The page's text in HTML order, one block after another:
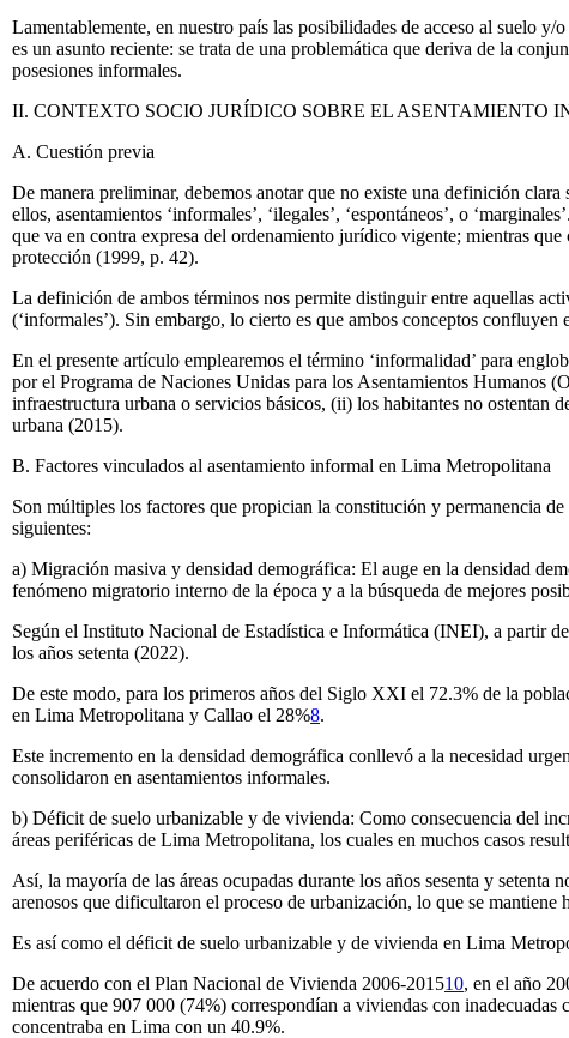
Lamentablemente, en nuestro país las posibilidades de acceso al suelo
es un asunto reciente: se trata de una problemática que deriva de la
posesiones informales.
II. CONTEXTO SOCIO JURÍDICO SOBRE EL
A. Cuestión previa
De manera preliminar, debemos anotar que no existe una definición
ellos, asentamientos ‘informales’, ‘ilegales’, ‘espontáneos’, o
que va en contra expresa del ordenamiento jurídico vigente; mientras
protección (1999, p. 42).
La definición de ambos términos nos permite distinguir entre aquellas
(‘informales’). Sin embargo, lo cierto es que ambos conceptos
En el presente artículo emplearemos el término ‘informalidad’ para
por el Programa de Naciones Unidas para los Asentamientos Humanos
infraestructura urbana o servicios básicos, (ii) los habitantes no
urbana (2015).
B. Factores vinculados al asentamiento informal en Lima Metropolitana
Son múltiples los factores que propician la constitución y permanencia
siguientes:
a) Migración masiva y densidad demográfica: El auge en la densidad
fenómeno migratorio interno de la época y a la búsqueda de mejores
Según el Instituto Nacional de Estadística e Informática (INEI), a partir
los años setenta (2022).
De este modo, para los primeros años del Siglo XXI el 72.3% de la
en Lima Metropolitana y Callao el 28%8.
Este incremento en la densidad demográfica conllevó a la necesidad
consolidaron en asentamientos informales.
b) Déficit de suelo urbanizable y de vivienda: Como consecuencia del
áreas periféricas de Lima Metropolitana, los cuales en muchos casos
Así, la mayoría de las áreas ocupadas durante los años sesenta y
arenosos que dificultaron el proceso de urbanización, lo que se mantiene
Es así como el déficit de suelo urbanizable y de vivienda en Lima
De acuerdo con el Plan Nacional de Vivienda 2006-201510, en el año
mientras que 907 000 (74%) correspondían a viviendas con
concentraba en Lima con un 40.9%.